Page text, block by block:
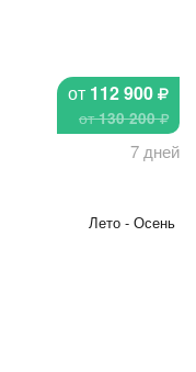
от 112 900
от130 200
7 дней
Лето - Осень